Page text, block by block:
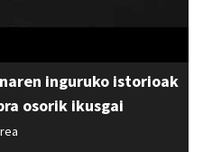
inguruko istorioak
osorik ikusgai